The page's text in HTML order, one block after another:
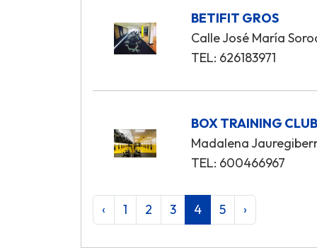
BETIFIT GROS
Calle José María
TEL: 626183971
BOX TRAINING CLUB
Madalena
TEL: 600466967
‹ 1 2 3 4 5 ›